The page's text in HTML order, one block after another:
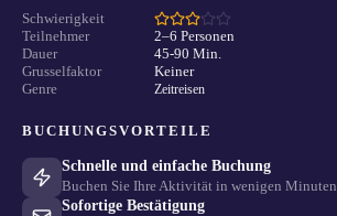
Schwierigkeit
Teilnehmer
2–6 Personen
Dauer
45-90 Min.
Grusselfaktor
Keiner
Genre
Zeitreisen
BUCHUNGSVORTEILE
Schnelle und einfache Buchung
Buchen Sie Ihre Aktivität in wenigen Minuten
Sofortige Bestätigung